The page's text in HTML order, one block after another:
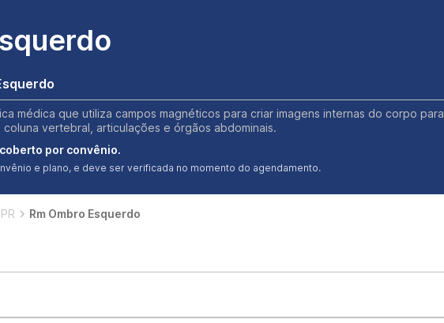
médica que utiliza campos magnéticos para criar imagens internas do corpo para
vertebral, articulações e órgãos abdominais.
por convênio.
e plano, e deve ser verificada no momento do agendamento.
Rm Ombro Esquerdo